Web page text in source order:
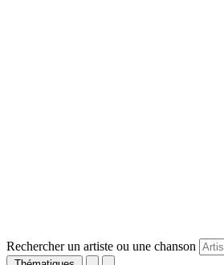
Rechercher un artiste ou une chanson